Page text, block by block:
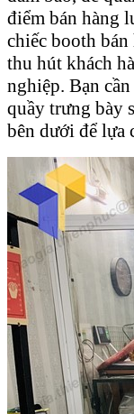
điểm bán hàng
chiếc booth
thu hút khách
nghiệp. Bạn
quầy trưng bày
bên dưới để lựa